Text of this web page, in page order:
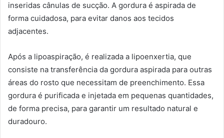
inseridas cânulas de sucção. A gordura é aspirada de
forma cuidadosa, para evitar danos aos tecidos
adjacentes.
Após a lipoaspiração, é realizada a lipoenxertia, que
consiste na transferência da gordura aspirada para outras
áreas do rosto que necessitam de preenchimento. Essa
gordura é purificada e injetada em pequenas quantidades,
de forma precisa, para garantir um resultado natural e
duradouro.